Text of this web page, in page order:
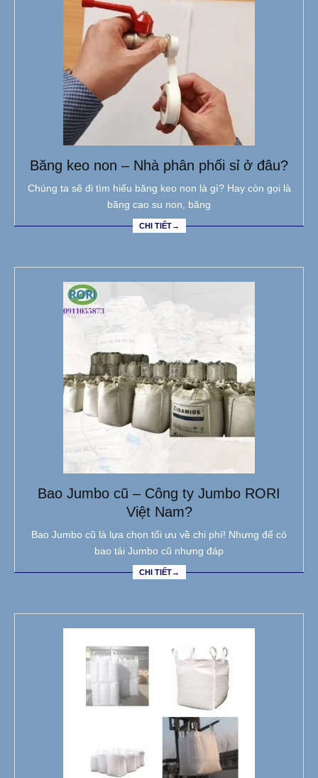
Băng keo non – Nhà phân phối sỉ ở đâu?
Chúng ta sẽ đi tìm hiểu băng keo non là gì? Hay còn gọi là
băng cao su non, băng
CHI TIẾT→
Bao Jumbo cũ – Công ty Jumbo RORI
Việt Nam?
Bao Jumbo cũ là lựa chọn tối ưu về chi phí! Nhưng để có
bao tải Jumbo cũ nhưng đáp
CHI TIẾT→